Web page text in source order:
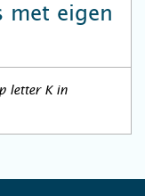
met eigen
letter K in